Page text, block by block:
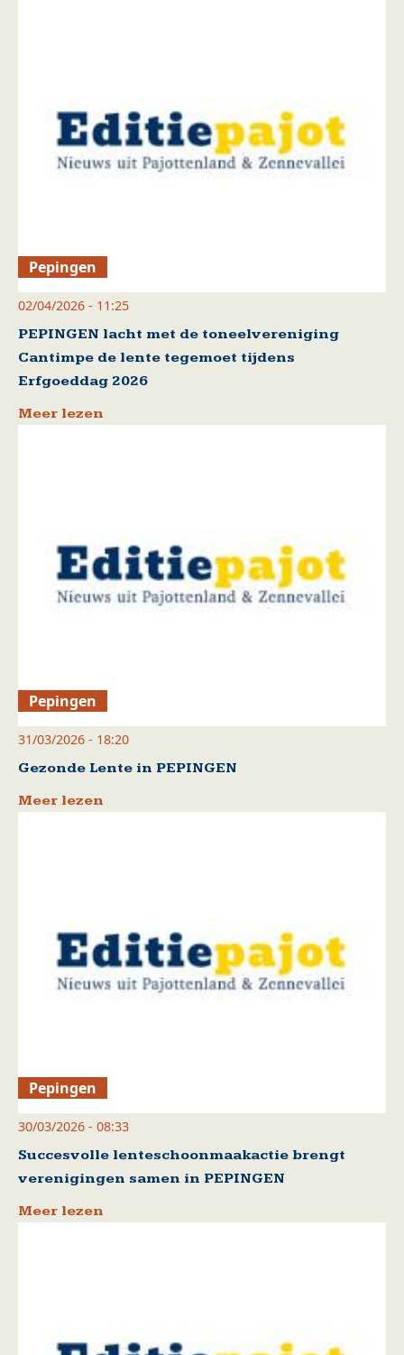
Pepingen
02/04/2026 - 11:25
PEPINGEN lacht met de toneelvereniging
Cantimpe de lente tegemoet tijdens
Erfgoeddag 2026
Meer lezen
Pepingen
31/03/2026 - 18:20
Gezonde Lente in PEPINGEN
Meer lezen
Pepingen
30/03/2026 - 08:33
Succesvolle lenteschoonmaakactie brengt
verenigingen samen in PEPINGEN
Meer lezen